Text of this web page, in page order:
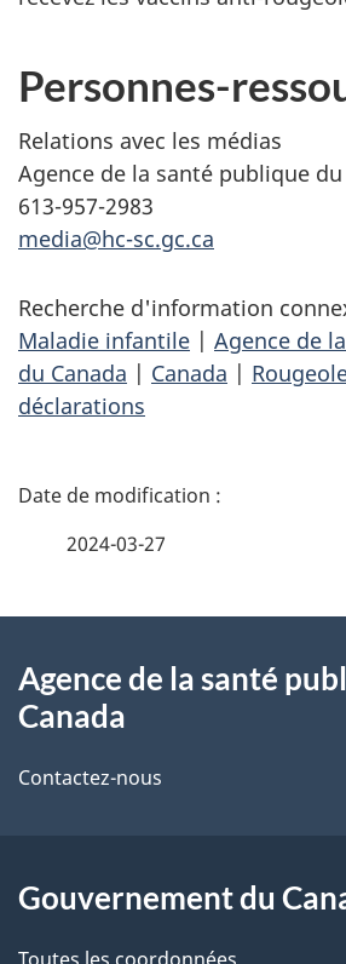
Personnes-
Relations avec les médias
Agence de la santé publique du
613-957-2983
media@hc-sc.gc.ca
Recherche d'information
Maladie infantile | Agence de
du Canada | Canada |
déclarations
D
i
s
e
2024-03-27
propos
ce
Agence de la santé
Canada
Contactez-nous
Gouvernement du